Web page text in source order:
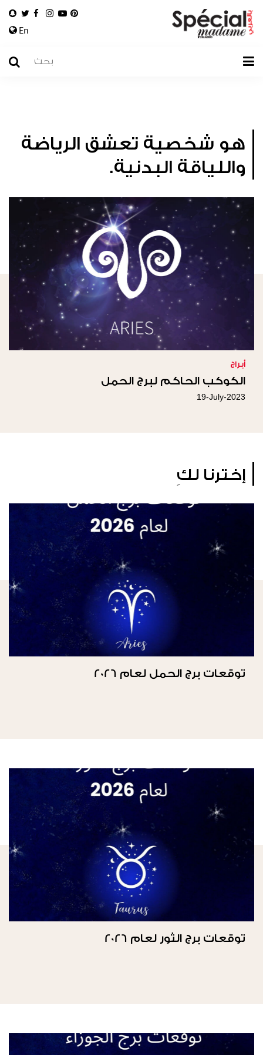
En
هو شخصية تعشق الرياضة
واللياقة البدنية.
أبراج
الكوكب الحاكم لبرج الحمل
19-July-2023
إخترنا لكِ
توقعات برج الحمل لعام 2026
توقعات برج الثور لعام 2026